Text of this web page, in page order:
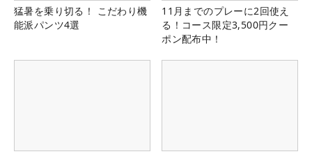
猛暑を乗り切る！ こだわり機
能派パンツ4選
11月までのプレーに2回使え
る！コース限定3,500円クー
ポン配布中！